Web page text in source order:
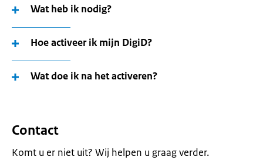
Wat heb ik nodig?
Hoe activeer ik mijn DigiD?
Wat doe ik na het activeren?
Contact
Komt u er niet uit? Wij helpen u graag verder.